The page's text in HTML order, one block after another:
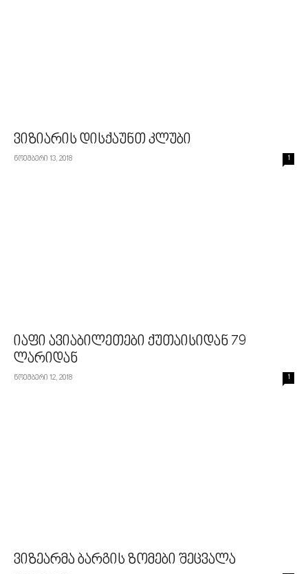
ვიზიარის დისქაუნთ კლუბი
ნოემბერი 13, 2018 1
იაფი ავიაბილეთები ქუთაისიდან 79
ლარიდან
ნოემბერი 12, 2018 1
ვიზეარმა ბარგის ზომები შეცვალა